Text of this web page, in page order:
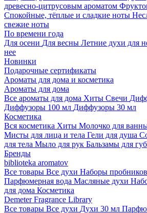
древесно-цитрусовым ароматом
Спокойные, тёплые и сладкие ноты
свежие ноты
По времени года
Для осени Для весны Летние духи для
нее
Новинки
Подарочные сертификаты
Ароматы для дома и косметика
Ароматы для дома
Все ароматы для дома Хиты Свечи
Диффузоры 100 мл Диффузоры 30 мл
Косметика
Вся косметика Хиты Молочко для
Мисты для лица и тела Гели для душа
для тела Мыло для рук Бальзамы для губ
Бренды
biblioteka aromatov
Все товары Все духи Наборы пробников
Парфюмерная вода Масляные духи
для дома Косметика
Demeter Fragrance Library
Все товары Все духи Духи 30 мл